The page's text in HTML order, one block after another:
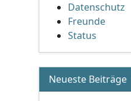
Datenschutz
Freunde
Status
Neueste Beiträge